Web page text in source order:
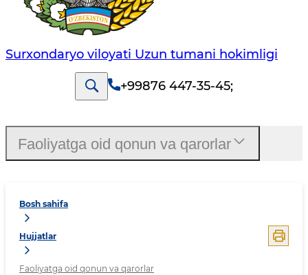
Surxondaryo viloyati Uzun tumani hokimligi
+99876 447-35-45;
Bosh sahifa
Hujjatlar
Faoliyatga oid qonun va qarorlar
Faoliyatga oid qonun va qarorlar